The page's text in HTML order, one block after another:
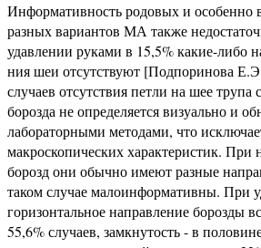
Информативность родовых и особенно
разных вариантов МА также
удавлении руками в 15,5% какие-либо
ния шеи отсутствуют [Подпоринова
случаев отсутствия петли на шее трупа
борозда не определяется визуально и
лабораторными методами, что
макроскопических характеристик. При
борозд они обычно имеют разные
таком случае малоинформативны. При
горизонтальное направление борозды
55,6% случаев, замкнутость - в